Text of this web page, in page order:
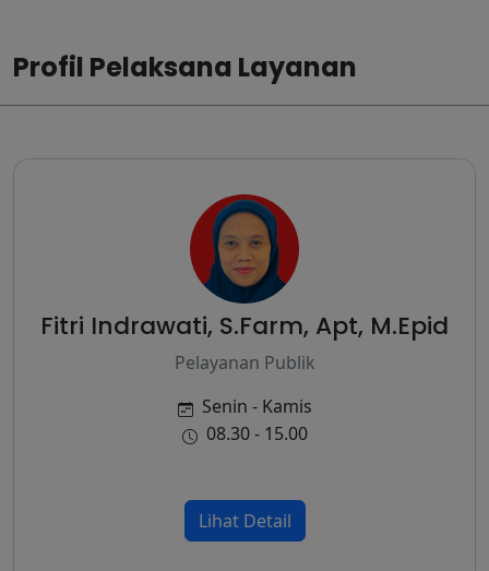
Profil Pelaksana Layanan
Fitri Indrawati, S.Farm, Apt, M.Epid
Pelayanan Publik
Senin - Kamis
08.30 - 15.00
Lihat Detail